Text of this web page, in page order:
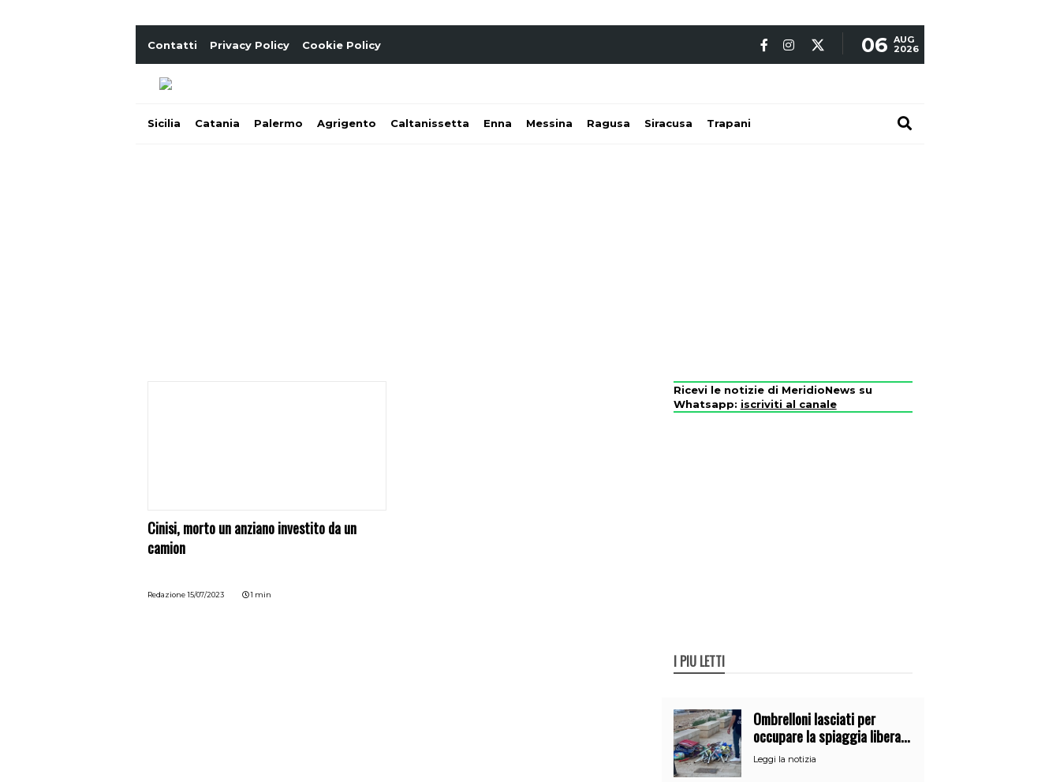
Contatti Privacy Policy Cookie Policy 06 AUG
2026
Sicilia Catania Palermo Agrigento Caltanissetta Enna Messina Ragusa Siracusa Trapani
Cinisi, morto un anziano investito da un
camion
Redazione 15/07/2023 1 min
Ricevi le notizie di MeridioNews su
Whatsapp: iscriviti al canale
I PIÙ LETTI
Ombrelloni lasciati per
occupare la spiaggia libera.
Maxi sequestro della Guardia
Costiera
Leggi la notizia